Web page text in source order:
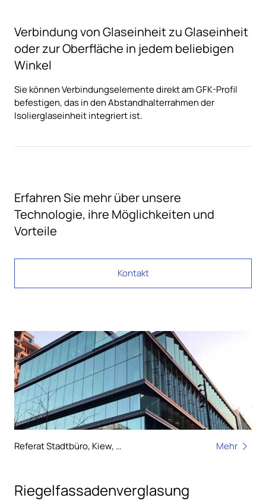
Verbindung von Glaseinheit zu Glaseinheit
oder zur Oberfläche in jedem beliebigen
Winkel
Sie können Verbindungselemente direkt am GFK-Profil
befestigen, das in den Abstandhalterrahmen der
Isolierglaseinheit integriert ist.
Erfahren Sie mehr über unsere
Technologie, ihre Möglichkeiten und
Vorteile
Kontakt
Referat Stadtbüro, Kiew, Ukraine Mehr
Riegelfassadenverglasung